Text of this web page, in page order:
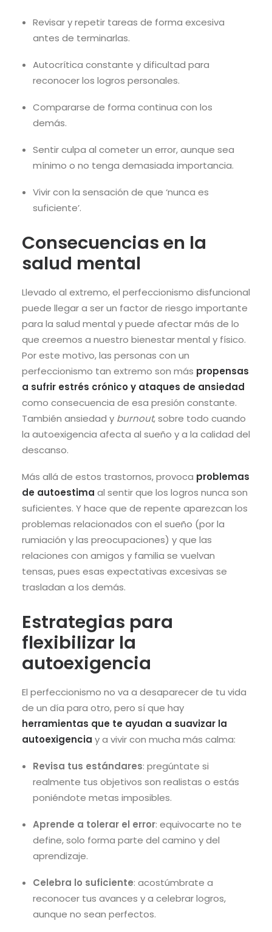
Revisar y repetir tareas de forma excesiva
antes de terminarlas.
Autocrítica constante y dificultad para
reconocer los logros personales.
Compararse de forma continua con los
demás.
Sentir culpa al cometer un error, aunque sea
mínimo o no tenga demasiada importancia.
Vivir con la sensación de que ‘nunca es
suficiente’.
Consecuencias en la
salud mental
Llevado al extremo, el perfeccionismo disfuncional
puede llegar a ser un factor de riesgo importante
para la salud mental y puede afectar más de lo
que creemos a nuestro bienestar mental y físico.
Por este motivo, las personas con un
perfeccionismo tan extremo son más propensas
a sufrir estrés crónico y ataques de ansiedad
como consecuencia de esa presión constante.
También ansiedad y burnout, sobre todo cuando
la autoexigencia afecta al sueño y a la calidad del
descanso.
Más allá de estos trastornos, provoca problemas
de autoestima al sentir que los logros nunca son
suficientes. Y hace que de repente aparezcan los
problemas relacionados con el sueño (por la
rumiación y las preocupaciones) y que las
relaciones con amigos y familia se vuelvan
tensas, pues esas expectativas excesivas se
trasladan a los demás.
Estrategias para
flexibilizar la
autoexigencia
El perfeccionismo no va a desaparecer de tu vida
de un día para otro, pero sí que hay
herramientas que te ayudan a suavizar la
autoexigencia y a vivir con mucha más calma:
Revisa tus estándares: pregúntate si
realmente tus objetivos son realistas o estás
poniéndote metas imposibles.
Aprende a tolerar el error: equivocarte no te
define, solo forma parte del camino y del
aprendizaje.
Celebra lo suficiente: acostúmbrate a
reconocer tus avances y a celebrar logros,
aunque no sean perfectos.